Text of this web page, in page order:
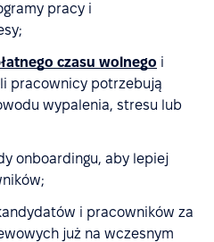
pracy i
czasu wolnego i
pracownicy potrzebują
wypalenia, stresu lub
onboardingu, aby lepiej
i pracowników za
już na wczesnym